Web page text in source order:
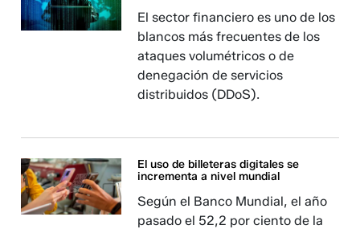
El sector financiero es uno de los
blancos más frecuentes de los
ataques volumétricos o de
denegación de servicios
distribuidos (DDoS).
El uso de billeteras digitales se
incrementa a nivel mundial
Según el Banco Mundial, el año
pasado el 52,2 por ciento de la